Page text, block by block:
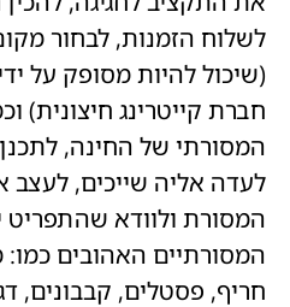
לשלוח הזמנות, לבחור
(שיכול להיות מסופק על
חברת קייטרינג חיצונית)
המסורתי של החינה,
לעדה אליה שייכים,
המסורת ולוודא שהתפריט
המסורתיים האהובים
חריף, פסטלים, קבבונים,